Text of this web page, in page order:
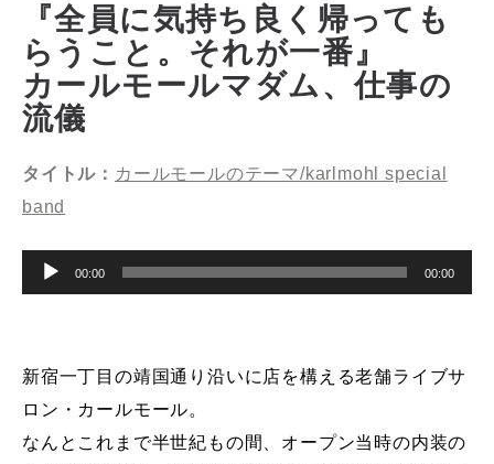
『全員に気持ち良く帰っても
らうこと。それが一番』
カールモールマダム、仕事の
流儀
タイトル： カールモールのテーマ/karlmohl special
band
ー
ー
00:00 00:00
新宿一丁目の靖国通り沿いに店を構える老舗ライブサ
ロン・カールモール。
なんとこれまで半世紀もの間、オープン当時の内装の